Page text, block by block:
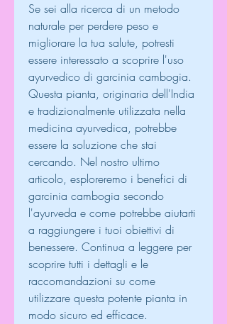
Se sei alla ricerca di un metodo
naturale per perdere peso e
migliorare la tua salute, potresti
essere interessato a scoprire l'uso
ayurvedico di garcinia cambogia.
Questa pianta, originaria dell'India
e tradizionalmente utilizzata nella
medicina ayurvedica, potrebbe
essere la soluzione che stai
cercando. Nel nostro ultimo
articolo, esploreremo i benefici di
garcinia cambogia secondo
l'ayurveda e come potrebbe aiutarti
a raggiungere i tuoi obiettivi di
benessere. Continua a leggere per
scoprire tutti i dettagli e le
raccomandazioni su come
utilizzare questa potente pianta in
modo sicuro ed efficace.